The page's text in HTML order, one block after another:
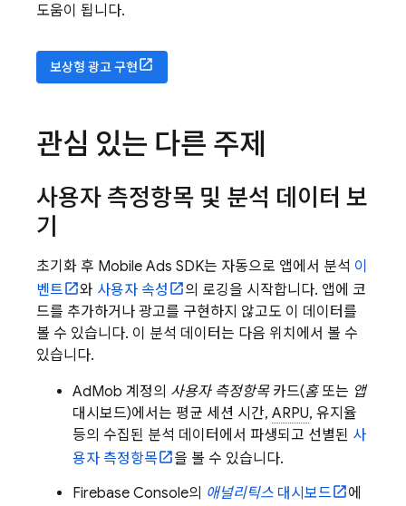
도움이 됩니다.
보상형 광고 구현
관심 있는 다른 주제
사용자 측정항목 및 분석 데이터 보
기
초기화 후 Mobile Ads SDK는 자동으로 앱에서 분석 이
벤트
와 사용자 속성
의 로깅을 시작합니다. 앱에 코
드를 추가하거나 광고를 구현하지 않고도 이 데이터를
볼 수 있습니다. 이 분석 데이터는 다음 위치에서 볼 수
있습니다.
AdMob 계정의 사용자 측정항목카드(홈또는 앱
대시보드)에서는 평균 세션 시간, ARPU, 유지율
등의 수집된 분석 데이터에서 파생되고 선별된 사
용자 측정항목
을 볼 수 있습니다.
Firebase Console의 애널리틱스 대시보드
에